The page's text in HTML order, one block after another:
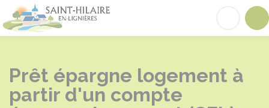
Saint-Hilaire-en-Lignières
Prêt épargne logement à
partir d'un compte